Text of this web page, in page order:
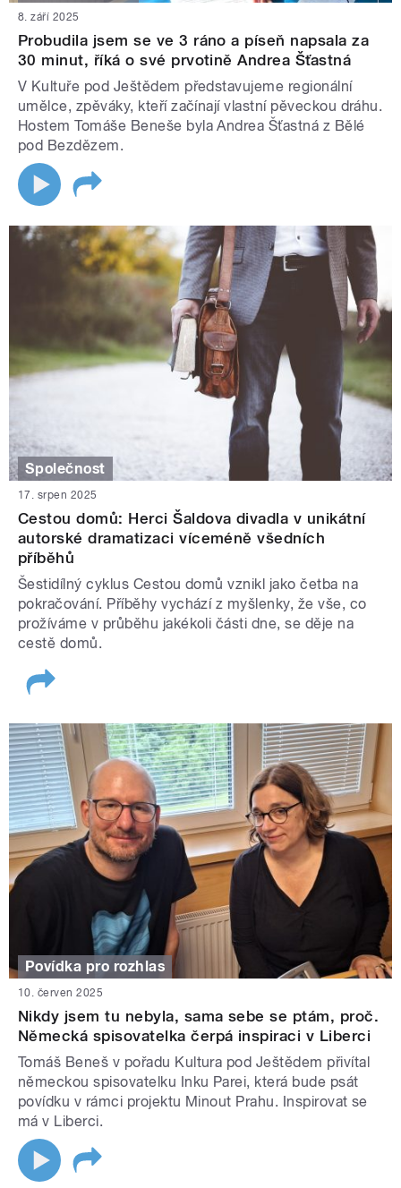
8. září 2025
Probudila jsem se ve 3 ráno a píseň napsala za
30 minut, říká o své prvotině Andrea Šťastná
V Kultuře pod Ještědem představujeme regionální
umělce, zpěváky, kteří začínají vlastní pěveckou dráhu.
Hostem Tomáše Beneše byla Andrea Šťastná z Bělé
pod Bezdězem.
Společnost
17. srpen 2025
Cestou domů: Herci Šaldova divadla v unikátní
autorské dramatizaci víceméně všedních
příběhů
Šestidílný cyklus Cestou domů vznikl jako četba na
pokračování. Příběhy vychází z myšlenky, že vše, co
prožíváme v průběhu jakékoli části dne, se děje na
cestě domů.
Povídka pro rozhlas
10. červen 2025
Nikdy jsem tu nebyla, sama sebe se ptám, proč.
Německá spisovatelka čerpá inspiraci v Liberci
Tomáš Beneš v pořadu Kultura pod Ještědem přivítal
německou spisovatelku Inku Parei, která bude psát
povídku v rámci projektu Minout Prahu. Inspirovat se
má v Liberci.